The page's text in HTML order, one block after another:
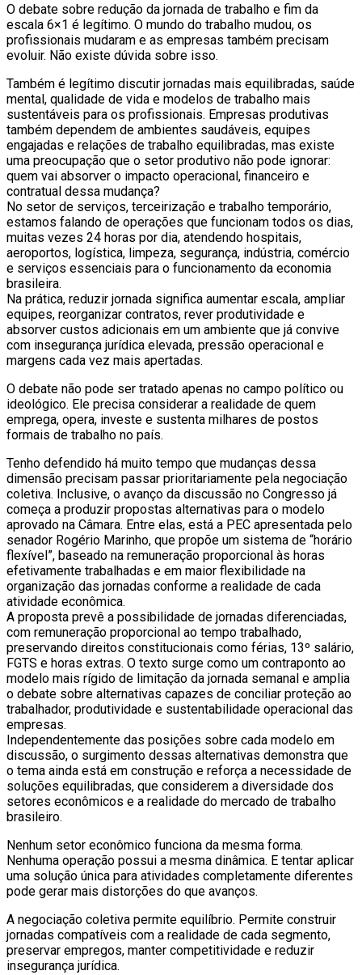
O debate sobre redução da jornada de trabalho e fim da
escala 6×1 é legítimo. O mundo do trabalho mudou, os
profissionais mudaram e as empresas também precisam
evoluir. Não existe dúvida sobre isso.
Também é legítimo discutir jornadas mais equilibradas, saúde
mental, qualidade de vida e modelos de trabalho mais
sustentáveis para os profissionais. Empresas produtivas
também dependem de ambientes saudáveis, equipes
engajadas e relações de trabalho equilibradas, mas existe
uma preocupação que o setor produtivo não pode ignorar:
quem vai absorver o impacto operacional, financeiro e
contratual dessa mudança?
No setor de serviços, terceirização e trabalho temporário,
estamos falando de operações que funcionam todos os dias,
muitas vezes 24 horas por dia, atendendo hospitais,
aeroportos, logística, limpeza, segurança, indústria, comércio
e serviços essenciais para o funcionamento da economia
brasileira.
Na prática, reduzir jornada significa aumentar escala, ampliar
equipes, reorganizar contratos, rever produtividade e
absorver custos adicionais em um ambiente que já convive
com insegurança jurídica elevada, pressão operacional e
margens cada vez mais apertadas.
O debate não pode ser tratado apenas no campo político ou
ideológico. Ele precisa considerar a realidade de quem
emprega, opera, investe e sustenta milhares de postos
formais de trabalho no país.
Tenho defendido há muito tempo que mudanças dessa
dimensão precisam passar prioritariamente pela negociação
coletiva. Inclusive, o avanço da discussão no Congresso já
começa a produzir propostas alternativas para o modelo
aprovado na Câmara. Entre elas, está a PEC apresentada pelo
senador Rogério Marinho, que propõe um sistema de “horário
flexível”, baseado na remuneração proporcional às horas
efetivamente trabalhadas e em maior flexibilidade na
organização das jornadas conforme a realidade de cada
atividade econômica.
A proposta prevê a possibilidade de jornadas diferenciadas,
com remuneração proporcional ao tempo trabalhado,
preservando direitos constitucionais como férias, 13º salário,
FGTS e horas extras. O texto surge como um contraponto ao
modelo mais rígido de limitação da jornada semanal e amplia
o debate sobre alternativas capazes de conciliar proteção ao
trabalhador, produtividade e sustentabilidade operacional das
empresas.
Independentemente das posições sobre cada modelo em
discussão, o surgimento dessas alternativas demonstra que
o tema ainda está em construção e reforça a necessidade de
soluções equilibradas, que considerem a diversidade dos
setores econômicos e a realidade do mercado de trabalho
brasileiro.
Nenhum setor econômico funciona da mesma forma.
Nenhuma operação possui a mesma dinâmica. E tentar aplicar
uma solução única para atividades completamente diferentes
pode gerar mais distorções do que avanços.
A negociação coletiva permite equilíbrio. Permite construir
jornadas compatíveis com a realidade de cada segmento,
preservar empregos, manter competitividade e reduzir
insegurança jurídica.